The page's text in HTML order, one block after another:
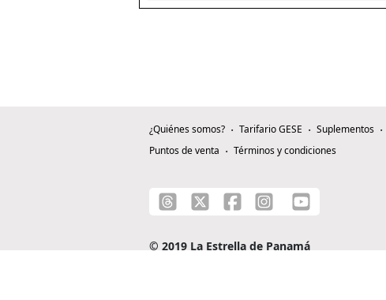
¿Quiénes somos? Tarifario GESE Suplementos
Puntos de venta
Términos y condiciones
© 2019 La Estrella de Panamá